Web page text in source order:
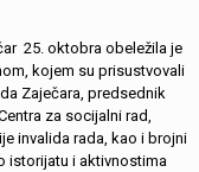
25. oktobra obeležila je
kojem su prisustvovali
Zaječara, predsednik
za socijalni rad,
invalida rada, kao i brojni
istorijatu i aktivnostima